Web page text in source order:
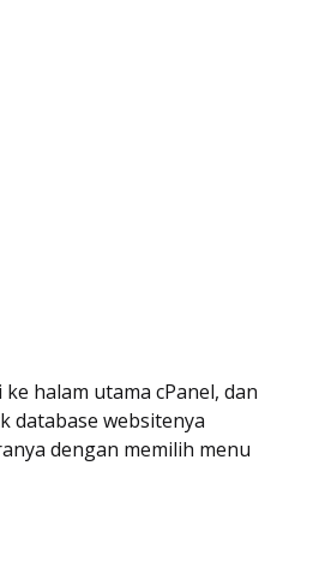
halam utama cPanel, dan
database websitenya
dengan memilih menu